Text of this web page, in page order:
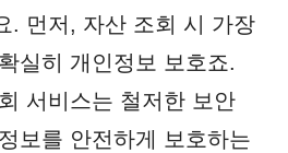
. 먼저, 자산 조회 시 가장
실히 개인정보 보호죠.
서비스는 철저한 보안
보를 안전하게 보호하는